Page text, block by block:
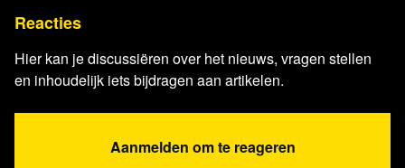
Reacties
Hier kan je discussiëren over het nieuws, vragen stellen
en inhoudelijk iets bijdragen aan artikelen.
Aanmelden om te reageren